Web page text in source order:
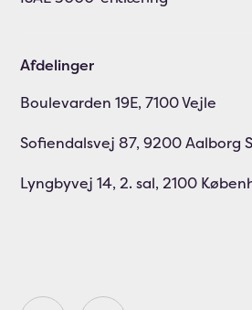
Afdelinger
Boulevarden 19E, 7100 Vejle
Sofiendalsvej 87, 9200 Aalborg
Lyngbyvej 14, 2. sal, 2100